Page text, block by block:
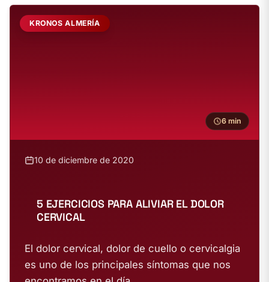
KRONOS ALMERÍA
6 min
10 de diciembre de 2020
5 EJERCICIOS PARA ALIVIAR EL DOLOR
CERVICAL
El dolor cervical, dolor de cuello o cervicalgia
es uno de los principales síntomas que nos